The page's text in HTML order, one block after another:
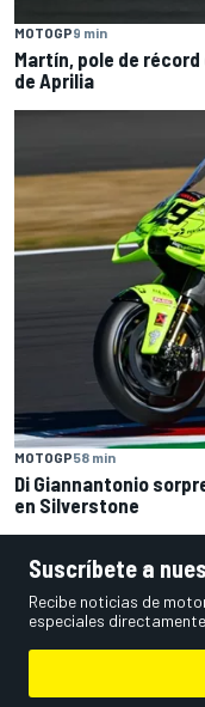
MOTOGP9 min
Martín, pole de
de Aprilia
MOTOGP58 min
Di Giannantonio
en Silverstone
Suscríbete a
Recibe noticias de
especiales